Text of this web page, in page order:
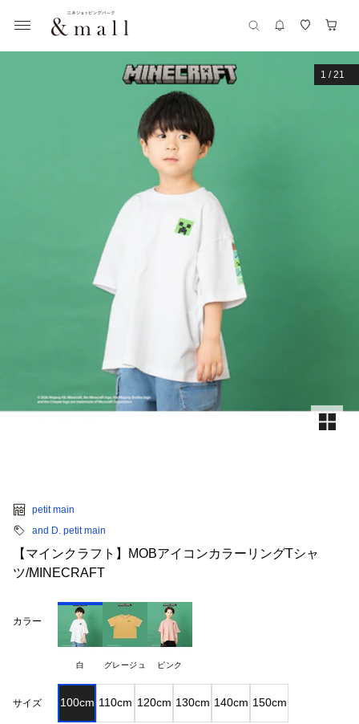
1 /21
petit main
and D. petit main
【マインクラフト】MOBアイコンカラーリングTシャ
ツ/MINECRAFT
カラー
白 グレージュ ピンク
サイズ 100cm 110cm 120cm 130cm 140cm 150cm